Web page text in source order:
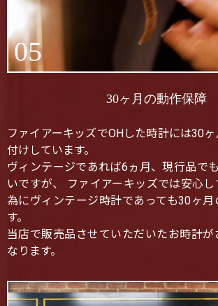
05
30ヶ月の動作保障
ファイアーキッズでOHした時計には30
付けしています。
ヴィンテージであれば6ヵ月、現行品で
いですが、 ファイアーキッズでは安心し
為にヴィンテージ時計であっても30ヶ月
す。
当店で販売品させていただいたお時計が
なります。